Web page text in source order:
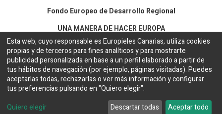
Fondo Europeo de Desarrollo Regional
UNA MANERA DE HACER EUROPA
Aviso legal y política de privacidad
Copyright © EUROPIELES CANARIAS 2015 S.L.
Web desarrollada porBakata Solutions
Esta web, cuyo responsable es Europieles Canarias, utiliza cookies
propias y de terceros para fines analíticos y para mostrarte
publicidad personalizada en base a un perfil elaborado a partir de
tus hábitos de navegación (por ejemplo, páginas visitadas). Puedes
aceptarlas todas, rechazarlas o ver más información y configurar
tus preferencias pulsando en "Quiero elegir".
Quiero elegir
Descartar todas Aceptar todo